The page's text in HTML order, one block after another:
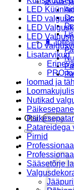
🔋
Blogi
Otsi:
LED
LED
LED
LED
LED
Lisatarvikud
PRO
loomad ja
Nutikad
Patareidega
Pirnid
Sääsetõrje